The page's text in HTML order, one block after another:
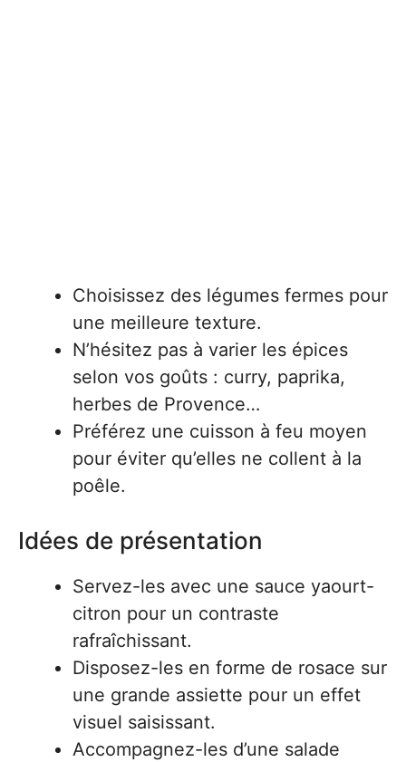
Choisissez des légumes fermes pour
une meilleure texture.
N’hésitez pas à varier les épices
selon vos goûts : curry, paprika,
herbes de Provence…
Préférez une cuisson à feu moyen
pour éviter qu’elles ne collent à la
poêle.
Idées de présentation
Servez-les avec une sauce yaourt-
citron pour un contraste
rafraîchissant.
Disposez-les en forme de rosace sur
une grande assiette pour un effet
visuel saisissant.
Accompagnez-les d’une salade